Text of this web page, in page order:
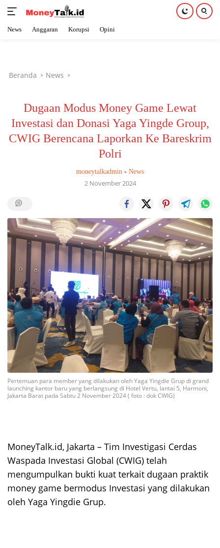
News Anggaran Korupsi Opini
Beranda News
Dugaan Modus Money Game Lewat
Investasi dan Donasi Yaga Yingde Group,
CWIG Berencana Laporkan Ke Bareskrim
Polri
moneytalkadmin - News
2 November 2024
Pertemuan para member yang dilakukan oleh Yaga Yingdie Grup di grand
launching kantor baru yang berlangsung di Hotel Vertu, lantai 5, Harmoni,
Jakarta Barat pada Sabtu 2 November 2024 ( foto : dok CWIG)
MoneyTalk.id, Jakarta – Tim Investigasi Cerdas
Waspada Investasi Global (CWIG) telah
mengumpulkan bukti kuat terkait dugaan praktik
money game bermodus Investasi yang dilakukan
oleh Yaga Yingdie Grup.